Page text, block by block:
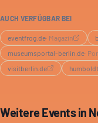
AUCH VERFÜGBAR BEI
eventfrog.de· Magazin
museumsportal-berlin.de·
visitberlin.de
Weitere Events in